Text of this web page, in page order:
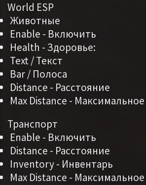
World ESP
Животные
Enable - Включить
Health - Здоровье:
Text / Текст
Bar / Полоса
Distance - Расстояние
Max Distance -
Транспорт
Enable - Включить
Distance - Расстояние
Inventory - Инвентарь
Max Distance -